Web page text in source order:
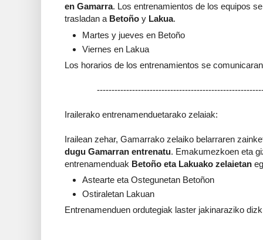
en Gamarra. Los entrenamientos de los equipos
trasladan a Betoño y Lakua.
Martes y jueves en Betoño
Viernes en Lakua
Los horarios de los entrenamientos se
Irailerako entrenamenduetarako zelaiak:
Irailean zehar, Gamarrako zelaiko belarraren
dugu Gamarran entrenatu. Emakumezkoen eta
entrenamenduak Betoño eta Lakuako zelaietan
Astearte eta Ostegunetan Betoñon
Ostiraletan Lakuan
Entrenamenduen ordutegiak laster jakinaraziko